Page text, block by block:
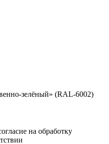
зелёный» (RAL-6002)
на обработку